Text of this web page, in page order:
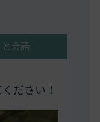
会話
ださい！